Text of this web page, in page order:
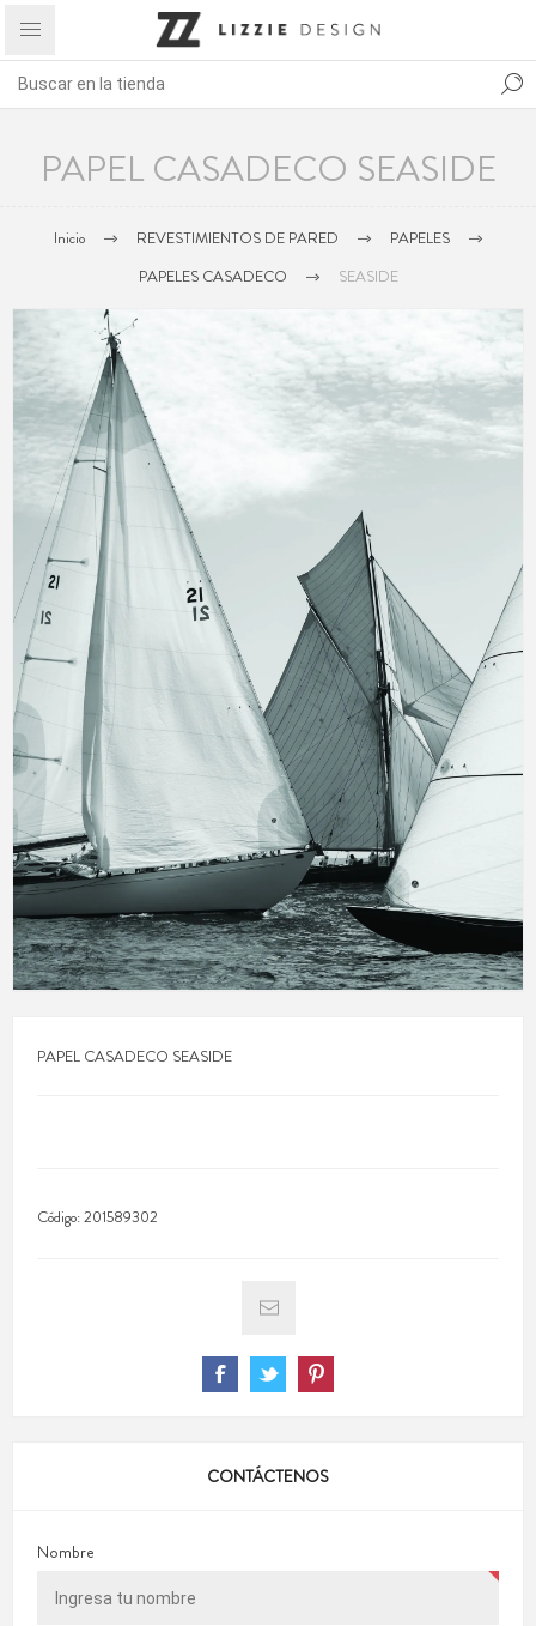
PAPEL CASADECO SEASIDE
Inicio REVESTIMIENTOS DE PARED
PAPELES
PAPELES CASADECO
SEASIDE
PAPEL CASADECO SEASIDE
Código:201589302
CONTÁCTENOS
Nombre